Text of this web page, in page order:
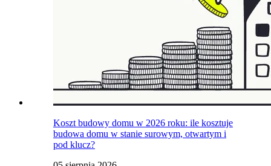
Koszt budowy domu w 2026 roku: ile kosztuje
budowa domu w stanie surowym, otwartym i
pod klucz?